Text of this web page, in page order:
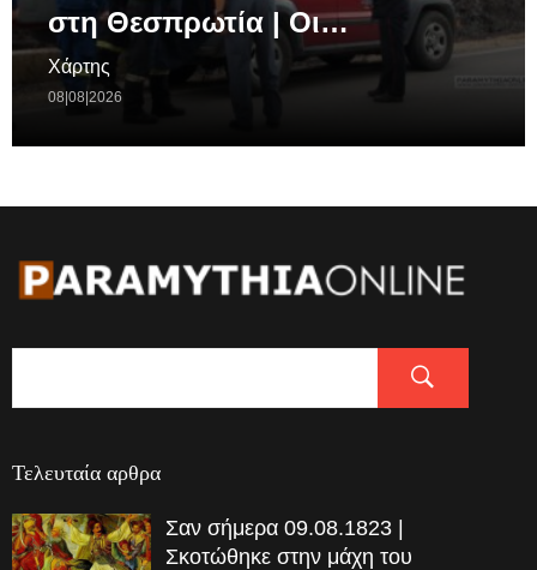
στη Θεσπρωτία | Οι…
Χάρτης
08|08|2026
Τελευταία αρθρα
Σαν σήμερα 09.08.1823 |
Σκοτώθηκε στην μάχη του